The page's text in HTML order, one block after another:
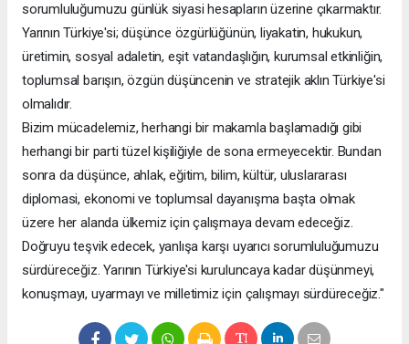
sorumluluğumuzu günlük siyasi hesapların üzerine çıkarmaktır.
Yarının Türkiye'si; düşünce özgürlüğünün, liyakatin, hukukun,
üretimin, sosyal adaletin, eşit vatandaşlığın, kurumsal etkinliğin,
toplumsal barışın, özgün düşüncenin ve stratejik aklın Türkiye'si
olmalıdır.
Bizim mücadelemiz, herhangi bir makamla başlamadığı gibi
herhangi bir parti tüzel kişiliğiyle de sona ermeyecektir. Bundan
sonra da düşünce, ahlak, eğitim, bilim, kültür, uluslararası
diplomasi, ekonomi ve toplumsal dayanışma başta olmak
üzere her alanda ülkemiz için çalışmaya devam edeceğiz.
Doğruyu teşvik edecek, yanlışa karşı uyarıcı sorumluluğumuzu
sürdüreceğiz. Yarının Türkiye'si kuruluncaya kadar düşünmeyi,
konuşmayı, uyarmayı ve milletimiz için çalışmayı sürdüreceğiz."